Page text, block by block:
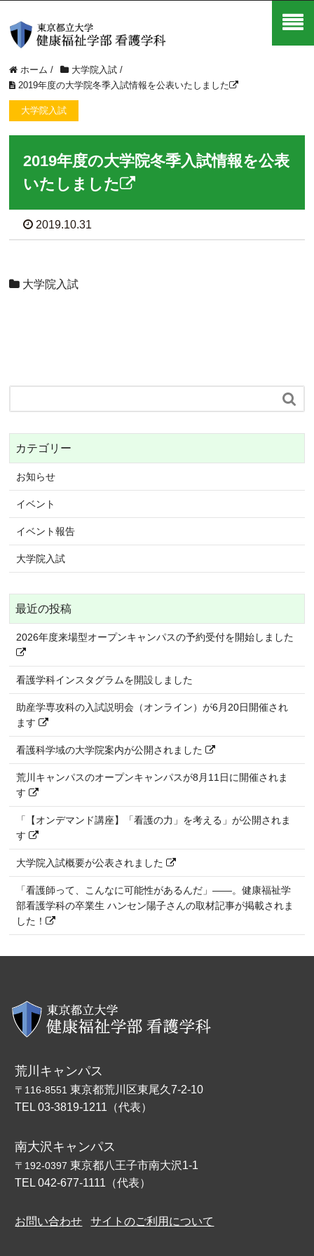
ホーム / 大学院入試 /
2019年度の大学院冬季入試情報を公表いたしました
大学院入試
2019年度の大学院冬季入試情報を公表
いたしました
2019.10.31
大学院入試

カテゴリー
お知らせ
イベント
イベント報告
大学院入試
最近の投稿
2026年度来場型オープンキャンパスの予約受付を開始しました
看護学科インスタグラムを開設しました
助産学専攻科の入試説明会（オンライン）が6月20日開催され
ます
看護科学域の大学院案内が公開されました
荒川キャンパスのオープンキャンパスが8月11日に開催されま
す
「【オンデマンド講座】「看護の力」を考える」が公開されま
す
大学院入試概要が公表されました
「看護師って、こんなに可能性があるんだ」――。健康福祉学
部看護学科の卒業生 ハンセン陽子さんの取材記事が掲載されま
した！
荒川キャンパス
〒116-8551 東京都荒川区東尾久7-2-10
TEL 03-3819-1211（代表）
南大沢キャンパス
〒192-0397 東京都八王子市南大沢1-1
TEL 042-677-1111（代表）
お問い合わせ サイトのご利用について